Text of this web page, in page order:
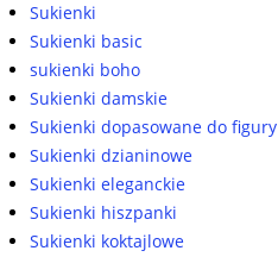
Sukienki
Sukienki basic
sukienki boho
Sukienki damskie
Sukienki dopasowane do figury
Sukienki dzianinowe
Sukienki eleganckie
Sukienki hiszpanki
Sukienki koktajlowe